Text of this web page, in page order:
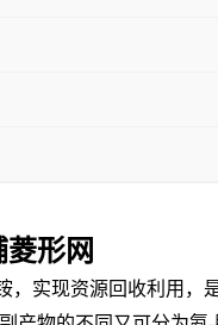
形网
实现资源回收利用，